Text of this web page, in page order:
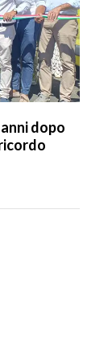
dopo